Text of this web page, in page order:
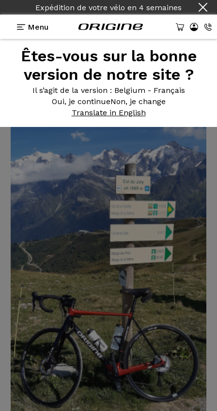
Expédition de votre vélo en 4 semaines
Menu
Êtes-vous sur la bonne
version de notre site ?
Il s’agit de la version : Belgium - Français
Oui, je continueNon, je change
Translate in English
Témoignages>Axxome II GT - Ultegra
Axxome IIGT - Ultegra